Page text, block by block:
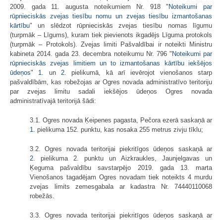
2009. gada 11. augusta noteikumiem Nr. 918 " Noteikumi par
rūpnieciskās zvejas tiesību nomu un zvejas tiesību izmantošanas
kārtību" un slēdzot rūpnieciskās zvejas tiesību nomas līgumu
(turpmāk – Līgums), kuram tiek pievienots ikgadējs Līguma protokols
(turpmāk – Protokols). Zvejas limiti Pašvaldībai ir noteikti Ministru
kabineta 2014. gada 23. decembra noteikumu Nr. 796 " Noteikumi par
rūpnieciskās zvejas limitiem un to izmantošanas kārtību iekšējos
ūdeņos" 1. un 2.
pielikumā, kā arī ievērojot vienošanos starp
pašvaldībām, kas robežojas ar Ogres novada administratīvo teritoriju
par zvejas limitu sadali iekšējos ūdeņos Ogres novada
administratīvajā teritorijā šādi:
3.1. Ogres novada Ķeipenes pagasta, Pečora ezerā saskaņā ar
1.
pielikuma 152. punktu, kas nosaka 255 metrus zivju tīklu;
3.2. Ogres novada teritorijai piekritīgos ūdeņos saskaņā ar
2.
pielikuma 2. punktu un Aizkraukles, Jaunjelgavas un
Ķeguma pašvaldību savstarpējo 2019. gada 13. marta
Vienošanos tagadējam Ogres novadam tiek noteikts 4 murdu
zvejas limits zemesgabala ar kadastra Nr. 74440110068
robežās.
3.3. Ogres novada teritorijai piekritīgos ūdeņos saskaņā ar